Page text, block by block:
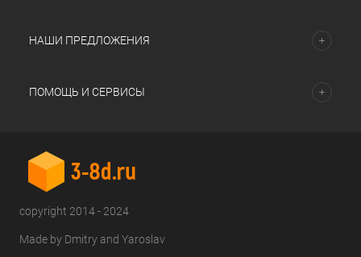
НАШИ ПРЕДЛОЖЕНИЯ
ПОМОЩЬ И СЕРВИСЫ
copyright 2014 - 2024
Made by Dmitry and Yaroslav